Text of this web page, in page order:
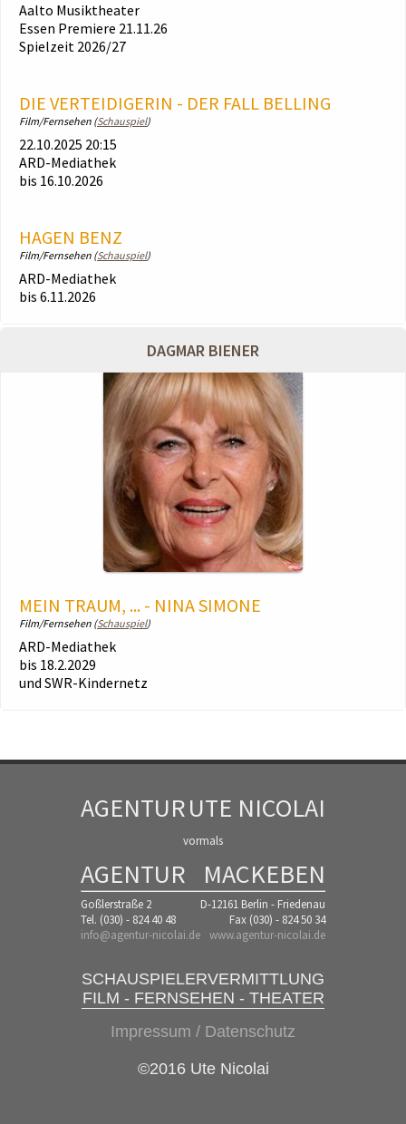
Aalto Musiktheater
Essen Premiere 21.11.26
Spielzeit 2026/27
DIE VERTEIDIGERIN - DER FALL BELLING
Film/Fernsehen (Schauspiel)
22.10.2025 20:15
ARD-Mediathek
bis 16.10.2026
HAGEN BENZ
Film/Fernsehen (Schauspiel)
ARD-Mediathek
bis 6.11.2026
DAGMAR BIENER
MEIN TRAUM, ... - NINA SIMONE
Film/Fernsehen (Schauspiel)
ARD-Mediathek
bis 18.2.2029
und SWR-Kindernetz
AGENTURUTE NICOLAI
vormals
AGENTUR MACKEBEN
Goßlerstraße 2
D-12161 Berlin - Friedenau
Tel. (030) - 824 40 48
Fax (030) - 824 50 34
info@agentur-nicolai.de www.agentur-nicolai.de
SCHAUSPIELERVERMITTLUNG
FILM - FERNSEHEN - THEATER
Impressum / Datenschutz
©2016 Ute Nicolai